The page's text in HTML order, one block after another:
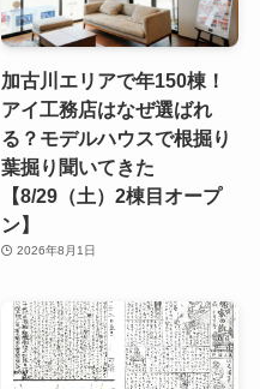
加古川エリアで年150棟！
アイ工務店はなぜ選ばれ
る？モデルハウスで根掘り
葉掘り聞いてきた
【8/29（土）2棟目オープ
ン】
2026年8月1日